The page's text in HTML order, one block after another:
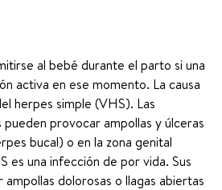
al bebé durante el parto si una
activa en ese momento. La causa
herpes simple (VHS). Las
provocar ampollas y úlceras
bucal) o en la zona genital
es una infección de por vida. Sus
ampollas dolorosas o llagas abiertas